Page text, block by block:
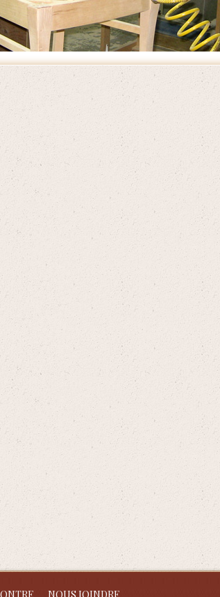
NOUS JOINDRE